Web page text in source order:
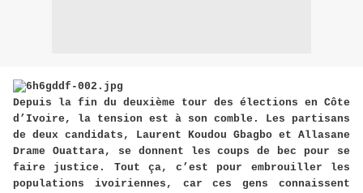
Depuis la fin du deuxième tour des élections en Côte
d’Ivoire, la tension est à son comble. Les partisans
de deux candidats, Laurent Koudou Gbagbo et Allasane
Drame Ouattara, se donnent les coups de bec pour se
faire justice. Tout ça, c’est pour embrouiller les
populations ivoiriennes, car ces gens connaissent